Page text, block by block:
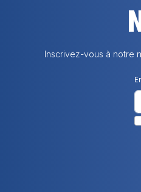
Inscrivez-vous à notre